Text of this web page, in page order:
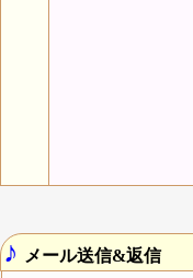
♪ メール送信&返信